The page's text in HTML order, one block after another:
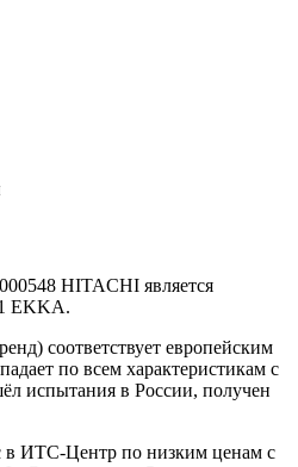
HITACHI является
EKKA.
соответствует европейским
по всем характеристикам с
испытания в России, получен
в ИТС-Центр по низким ценам с